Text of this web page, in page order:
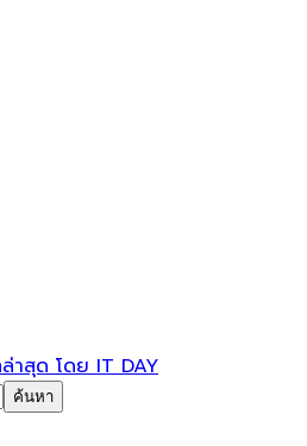
าสุด โดย IT DAY